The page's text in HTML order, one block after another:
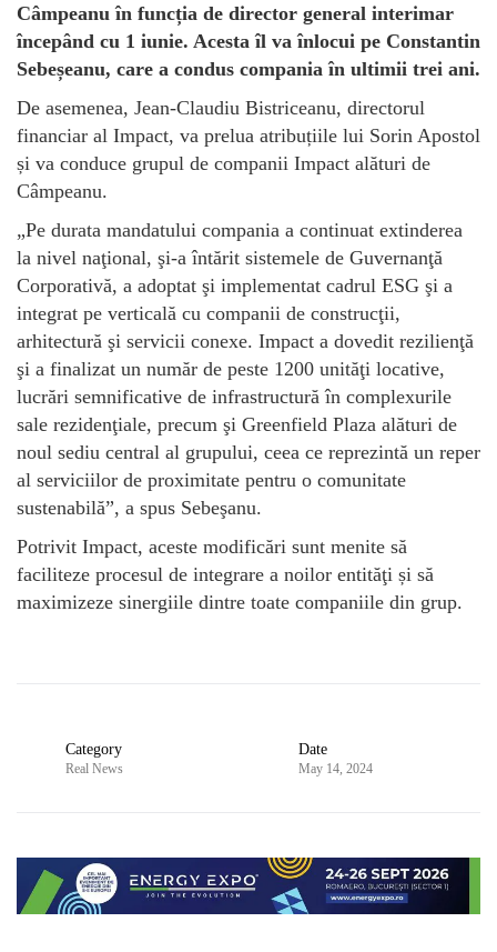
Câmpeanu în funcția de director general interimar
începând cu 1 iunie. Acesta îl va înlocui pe Constantin
Sebeșeanu, care a condus compania în ultimii trei ani.
De asemenea, Jean-Claudiu Bistriceanu, directorul
financiar al Impact, va prelua atribuțiile lui Sorin Apostol
și va conduce grupul de companii Impact alături de
Câmpeanu.
„Pe durata mandatului compania a continuat extinderea
la nivel naţional, şi-a întărit sistemele de Guvernanţă
Corporativă, a adoptat şi implementat cadrul ESG şi a
integrat pe verticală cu companii de construcţii,
arhitectură şi servicii conexe. Impact a dovedit rezilienţă
şi a finalizat un număr de peste 1200 unităţi locative,
lucrări semnificative de infrastructură în complexurile
sale rezidenţiale, precum şi Greenfield Plaza alături de
noul sediu central al grupului, ceea ce reprezintă un reper
al serviciilor de proximitate pentru o comunitate
sustenabilă”, a spus Sebeşanu.
Potrivit Impact, aceste modificări sunt menite să
faciliteze procesul de integrare a noilor entităţi și să
maximizeze sinergiile dintre toate companiile din grup.
Category
Real News
Date
May 14, 2024